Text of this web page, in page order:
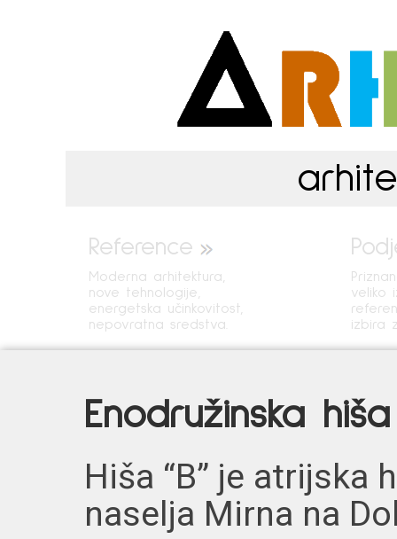
Reference
Moderna arhitektura,
nove tehnologije,
energetska učinkovitost,
nepovratna sredstva.
veliko
izbira
Enodružinska hiša
Hiša “B” je atrijska
naselja Mirna na